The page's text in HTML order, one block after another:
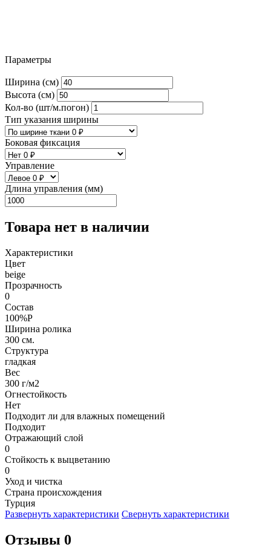
Параметры
Ширина (см)
Высота (см)
Кол-во (шт/м.погон)
Тип указания ширины
Боковая фиксация
Управление
Длина управления (мм)
Товара нет в наличии
Характеристики
Цвет
beige
Прозрачность
0
Состав
100%P
Ширина ролика
300 см.
Структура
гладкая
Вес
300 г/м2
Огнестойкость
Нет
Подходит ли для влажных помещений
Подходит
Отражающий слой
0
Стойкость к выцветанию
0
Уход и чистка
Страна происхождения
Турция
Развернуть характеристики Свернуть характеристики
Отзывы 0